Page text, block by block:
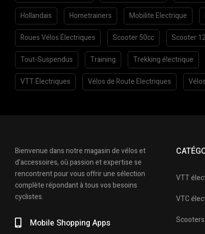
Hollandais Hometrainers Mobilite Electrique
Roues Vélos Électriques Scooter 50cc Scooter
Tout-Suspendus Training Trekking électrique
VTT Électriques Vélos de Route Electriques
Bienvenue dans notre magasin de vélos et
d’accessoires, où passion et expertise se
rencontrent pour vous offrir une sélection
complète répondant à tous vos besoins
cyclistes.
Mobile Shopping Apps
VTT
VTC
Scooters